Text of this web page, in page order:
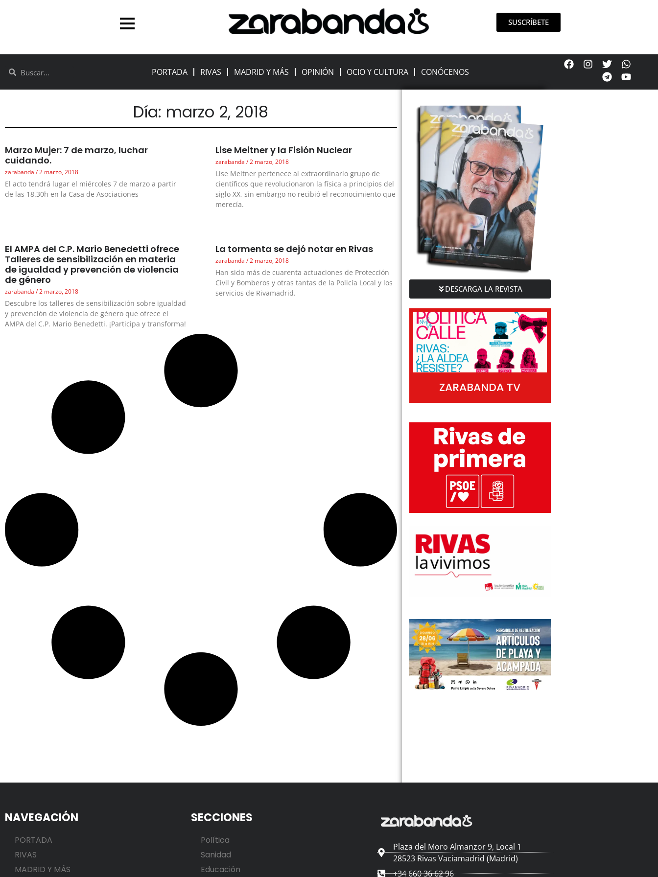
SUSCRÍBETE
PORTADA RIVAS MADRID Y MÁS OPINIÓN OCIO Y CULTURA CONÓCENOS
Día: marzo 2, 2018
Marzo Mujer: 7 de marzo, luchar
cuidando.
zarabanda 2 marzo, 2018
El acto tendrá lugar el miércoles 7 de marzo a partir
de las 18.30h en la Casa de Asociaciones
Lise Meitner y la Fisión Nuclear
zarabanda 2 marzo, 2018
Lise Meitner pertenece al extraordinario grupo de
científicos que revolucionaron la física a principios del
siglo XX, sin embargo no recibió el reconocimiento que
merecía.
El AMPA del C.P. Mario Benedetti ofrece
Talleres de sensibilización en materia
de igualdad y prevención de violencia
de género
zarabanda 2 marzo, 2018
Descubre los talleres de sensibilización sobre igualdad
y prevención de violencia de género que ofrece el
AMPA del C.P. Mario Benedetti. ¡Participa y transforma!
La tormenta se dejó notar en Rivas
zarabanda 2 marzo, 2018
Han sido más de cuarenta actuaciones de Protección
Civil y Bomberos y otras tantas de la Policía Local y los
servicios de Rivamadrid.
DESCARGA LA REVISTA
ZARABANDA TV
NAVEGACIÓN
PORTADA
RIVAS
MADRID Y MÁS
SECCIONES
Política
Sanidad
Educación
Plaza del Moro Almanzor 9, Local 1
28523 Rivas Vaciamadrid (Madrid)
+34 660 36 62 96